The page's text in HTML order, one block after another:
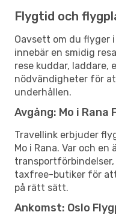
Flygtid och
Oavsett om du flyger
innebär en smidig
rese kuddar, laddare,
nödvändigheter för
underhållen.
Avgång: Mo i Rana
Travellink erbjuder
Mo i Rana. Var och
taxfree-butiker för
på rätt sätt.
Ankomst: Oslo